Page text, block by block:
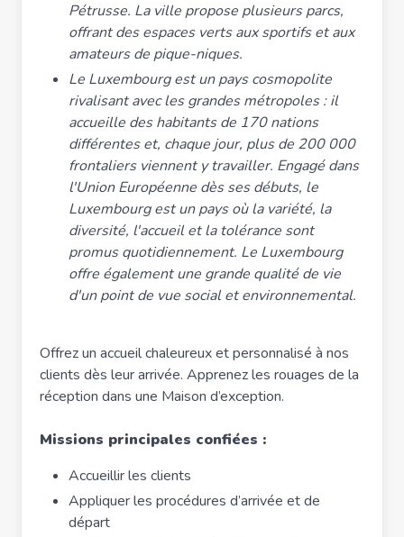
Pétrusse. La ville propose plusieurs parcs,
offrant des espaces verts aux sportifs et aux
amateurs de pique-niques.
Le Luxembourg est un pays cosmopolite
rivalisant avec les grandes métropoles : il
accueille des habitants de 170 nations
différentes et, chaque jour, plus de 200 000
frontaliers viennent y travailler. Engagé dans
l'Union Européenne dès ses débuts, le
Luxembourg est un pays où la variété, la
diversité, l'accueil et la tolérance sont
promus quotidiennement. Le Luxembourg
offre également une grande qualité de vie
d'un point de vue social et environnemental.
Offrez un accueil chaleureux et personnalisé à nos
clients dès leur arrivée. Apprenez les rouages de la
réception dans une Maison d’exception.
Missions principales confiées :
Accueillir les clients
Appliquer les procédures d’arrivée et de
départ